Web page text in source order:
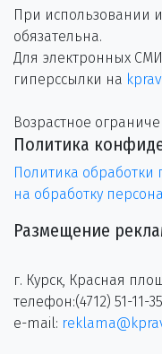
При использовании
обязательна.
Для электронных
гиперссылки на
Возрастное
Политика
Политика
на обработку
Размещение
г. Курск, Красная
телефон:(4712) 51-11-
e-mail: